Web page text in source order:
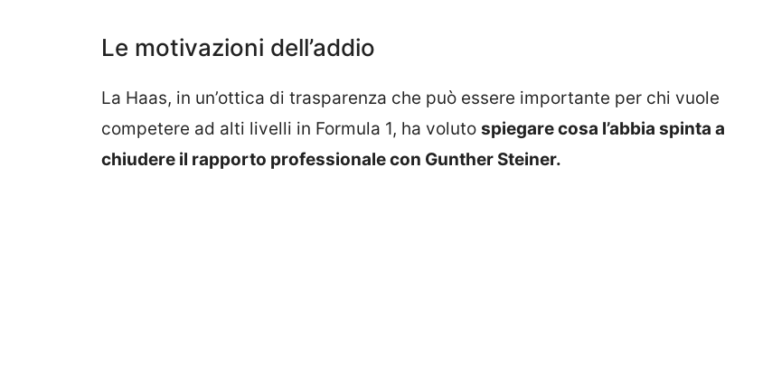
Le motivazioni dell’addio
La Haas, in un’ottica di trasparenza che può essere importante per chi vuole
competere ad alti livelli in Formula 1, ha voluto spiegare cosa l’abbia spinta a
chiudere il rapporto professionale con Gunther Steiner.